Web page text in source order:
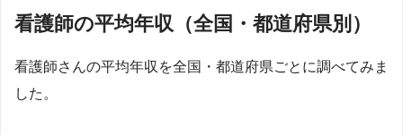
看護師の平均年収（全国・都道府県別）
看護師さんの平均年収を全国・都道府県ごとに調べてみま
した。